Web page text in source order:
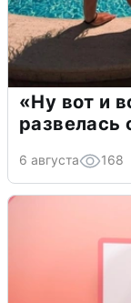
«Ну вот и
6 августа 168